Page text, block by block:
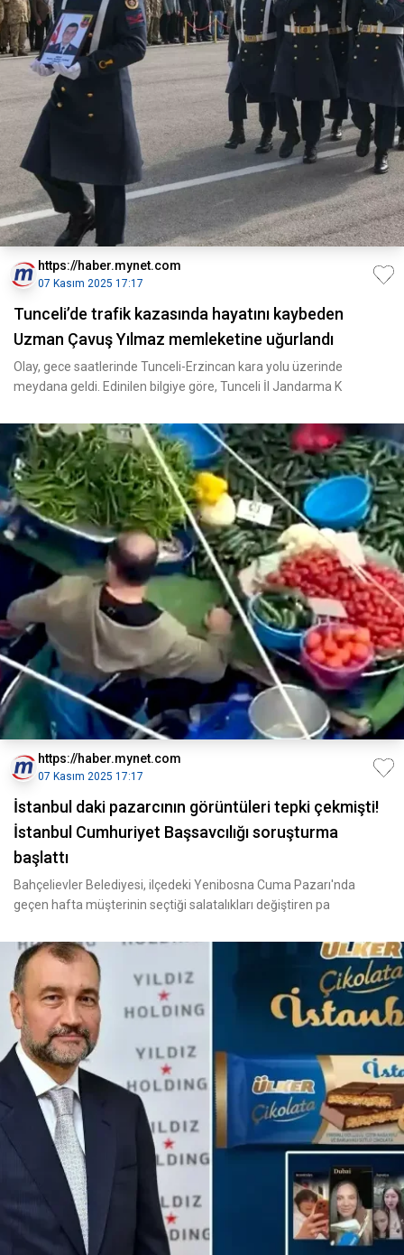
https://haber.mynet.com
07 Kasım 2025 17:17
Tunceli’de trafik kazasında hayatını kaybeden
Uzman Çavuş Yılmaz memleketine uğurlandı
Olay, gece saatlerinde Tunceli-Erzincan kara yolu üzerinde
meydana geldi. Edinilen bilgiye göre, Tunceli İl Jandarma K
https://haber.mynet.com
07 Kasım 2025 17:17
İstanbul daki pazarcının görüntüleri tepki çekmişti!
İstanbul Cumhuriyet Başsavcılığı soruşturma
başlattı
Bahçelievler Belediyesi, ilçedeki Yenibosna Cuma Pazarı'nda
geçen hafta müşterinin seçtiği salatalıkları değiştiren pa